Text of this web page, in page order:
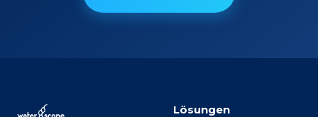
Lösungen